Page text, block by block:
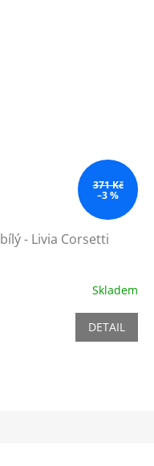
371 Kč
–3 %
- Livia Corsetti
Skladem
DETAIL